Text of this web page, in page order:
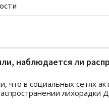
наблюдается ли
в социальных сетях
лихорадки